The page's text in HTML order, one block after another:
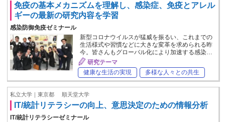
免疫の基本メカニズムを理解し、感染症、免疫とアレル
ギーの最新の研究内容を学習
感染防御免疫ゼミナール
新型コロナウイルスが猛威を振るい、これまでの
生活様式や習慣などに大きな変革を求められる昨
今。皆さんもグローバル化により加速する感染…
研究テーマ
健康な生活の実現
多様な人々との共生
私立大学｜東京都 順天堂大学
IT/統計リテラシーの向上、意思決定のための情報分析
IT/統計リテラシーゼミナール